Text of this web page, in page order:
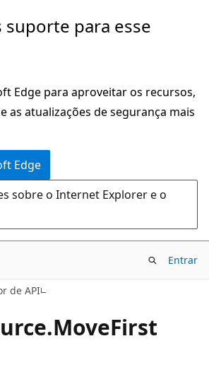
suporte para esse
Edge para aproveitar os recursos,
as atualizações de segurança mais
Edge
sobre o Internet Explorer e o
Entrar
de API
MoveFirst